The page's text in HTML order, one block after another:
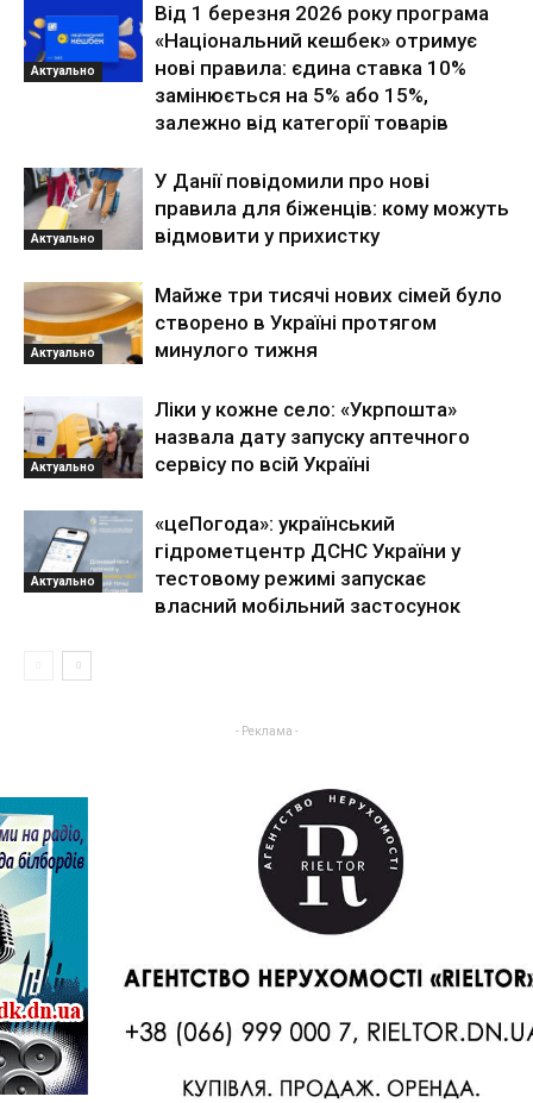
Актуально
Від 1 березня 2026 року програма
«Національний кешбек» отримує
нові правила: єдина ставка 10%
замінюється на 5% або 15%,
залежно від категорії товарів
Актуально
У Данії повідомили про нові
правила для біженців: кому можуть
відмовити у прихистку
Актуально
Майже три тисячі нових сімей було
створено в Україні протягом
минулого тижня
Актуально
Ліки у кожне село: «Укрпошта»
назвала дату запуску аптечного
сервісу по всій Україні
Актуально
«цеПогода»: український
гідрометцентр ДСНС України у
тестовому режимі запускає
власний мобільний застосунок
- Реклама -